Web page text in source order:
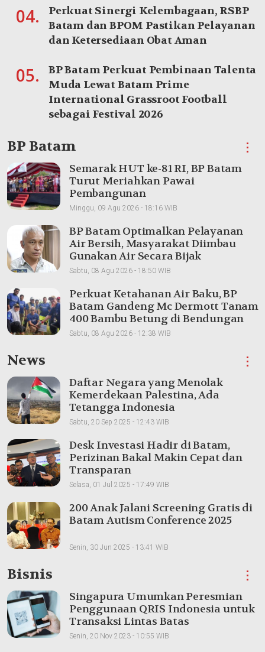
04.
Perkuat Sinergi Kelembagaan, RSBP
Batam dan BPOM Pastikan Pelayanan
dan Ketersediaan Obat Aman
05.
BP Batam Perkuat Pembinaan Talenta
Muda Lewat Batam Prime
International Grassroot Football
sebagai Festival 2026
BP Batam ⋮
Semarak HUT ke-81 RI, BP Batam
Turut Meriahkan Pawai
Pembangunan
Minggu, 09 Agu 2026 - 18:16 WIB
BP Batam Optimalkan Pelayanan
Air Bersih, Masyarakat Diimbau
Gunakan Air Secara Bijak
Sabtu, 08 Agu 2026 - 18:50 WIB
Perkuat Ketahanan Air Baku, BP
Batam Gandeng Mc Dermott Tanam
400 Bambu Betung di Bendungan
Sei Nongsa
Sabtu, 08 Agu 2026 - 12:38 WIB
News ⋮
Daftar Negara yang Menolak
Kemerdekaan Palestina, Ada
Tetangga Indonesia
Sabtu, 20 Sep 2025 - 12:43 WIB
Desk Investasi Hadir di Batam,
Perizinan Bakal Makin Cepat dan
Transparan
Selasa, 01 Jul 2025 - 17:49 WIB
200 Anak Jalani Screening Gratis di
Batam Autism Conference 2025
Senin, 30 Jun 2025 - 13:41 WIB
Bisnis ⋮
Singapura Umumkan Peresmian
Penggunaan QRIS Indonesia untuk
Transaksi Lintas Batas
Senin, 20 Nov 2023 - 10:55 WIB